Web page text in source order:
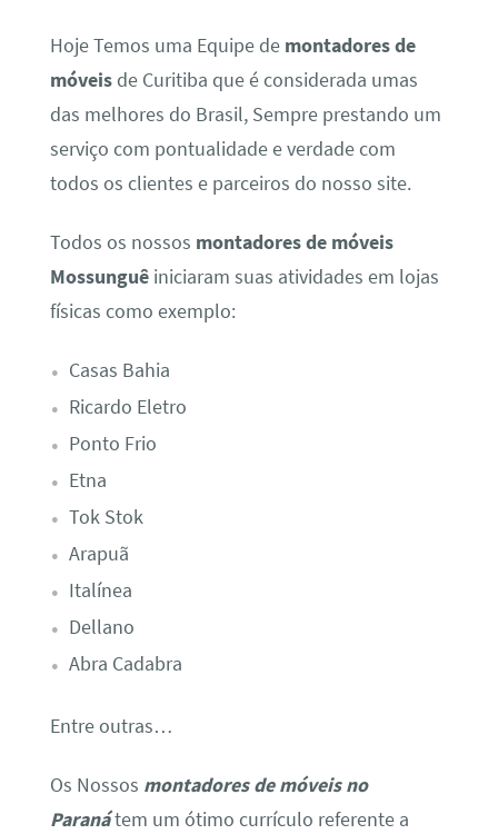
Hoje Temos uma Equipe de montadores de
móveisde Curitiba que é considerada umas
das melhores do Brasil, Sempre prestando um
serviço com pontualidade e verdade com
todos os clientes e parceiros do nosso site.
Todos os nossos montadores de móveis
Mossunguêiniciaram suas atividades em lojas
físicas como exemplo:
Casas Bahia
Ricardo Eletro
Ponto Frio
Etna
Tok Stok
Arapuã
Italínea
Dellano
Abra Cadabra
Entre outras…
Os Nossos montadores de móveis no
Paranátem um ótimo currículo referente a